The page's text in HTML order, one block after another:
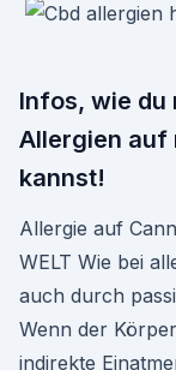
Infos, wie du
Allergien auf
kannst!
Allergie auf
WELT Wie bei
auch durch
Wenn der
indirekte